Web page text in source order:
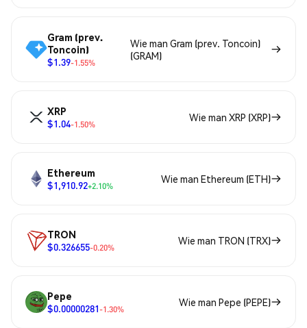
Gram (prev.
Toncoin)
$1.39-1.55%
Wie man Gram (prev. Toncoin)
(GRAM)
XRP
$1.04-1.50%
Wie man XRP (XRP)
Ethereum
$1,910.92+2.10%
Wie man Ethereum (ETH)
TRON
$0.326655-0.20%
Wie man TRON (TRX)
Pepe
$0.00000281-1.30%
Wie man Pepe (PEPE)